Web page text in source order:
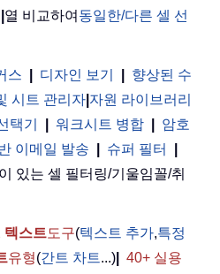
열 비교하여 동일한/다른 셀 선
스 디자인 보기
향상된 수
시트 관리자 자원 라이브러리
택기 워크시트 병합
암호
이메일 발송 슈퍼 필터
있는 셀 필터링/기울임꼴/취
텍스트도구(텍스트 추가,특정
유형(간트 차트...)
40+ 실용